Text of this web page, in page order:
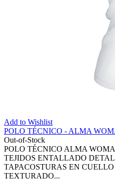
Add to Wishlist
POLO TÉCNICO - ALMA
Out-of-Stock
POLO TÉCNICO ALMA
TEJIDOS ENTALLADO
TAPACOSTURAS EN CUELLO
TEXTURADO...